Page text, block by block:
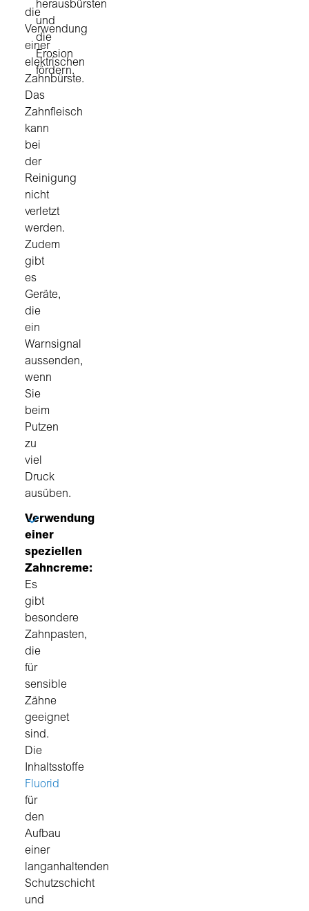
die
Verwendung
einer
elektrischen
Zahnbürste.
Das
Zahnfleisch
kann
bei
der
Reinigung
nicht
verletzt
werden.
Zudem
gibt
es
Geräte,
die
ein
Warnsignal
aussenden,
wenn
Sie
beim
Putzen
zu
viel
Druck
ausüben.
Verwendung
einer
speziellen
Zahncreme:
Es
gibt
besondere
Zahnpasten,
die
für
sensible
Zähne
geeignet
sind.
Die
Inhaltsstoffe
Fluorid
für
den
Aufbau
einer
langanhaltenden
Schutzschicht
und
herausbürsten
und
die
Erosion
fördern.